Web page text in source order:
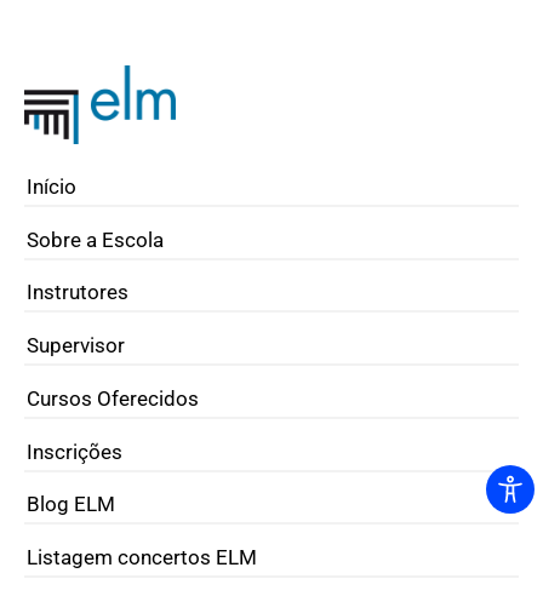
Início
Sobre a Escola
Instrutores
Supervisor
Cursos Oferecidos
Inscrições
Blog ELM
Listagem concertos ELM